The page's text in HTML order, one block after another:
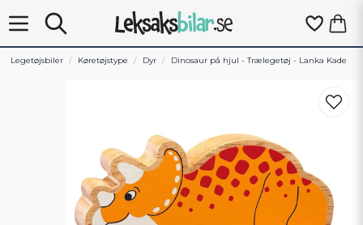
Legetøjsbiler Køretøjstype Dyr Dinosaur på hjul - Trælegetøj - Lanka Kade